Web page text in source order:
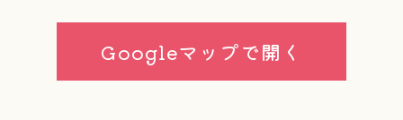
Googleマップで開く